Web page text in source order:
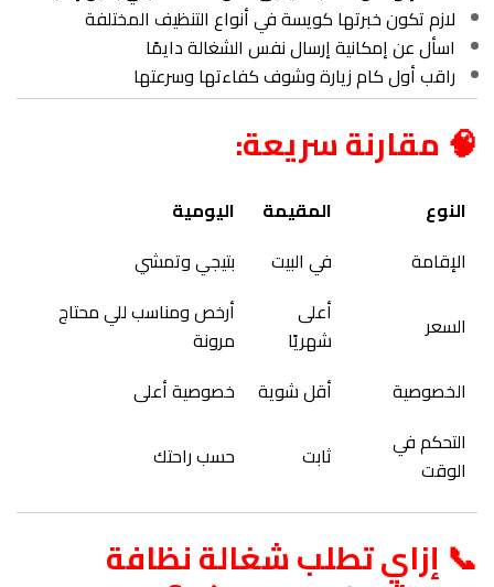
لازم تكون خبرتها كويسة في أنواع التنظيف المختلفة
اسأل عن إمكانية إرسال نفس الشغالة دايمًا
راقب أول كام زيارة وشوف كفاءتها وسرعتها
🧠 مقارنة سريعة:
النوع المقيمة
اليومية
الإقامة
في البيت
بتيجي وتمشي
السعر
أعلى
شهريًا
أرخص ومناسب للي محتاج
مرونة
الخصوصية
أقل شوية
خصوصية أعلى
التحكم في
الوقت
ثابت حسب راحتك
📞 إزاي تطلب شغالة نظافة